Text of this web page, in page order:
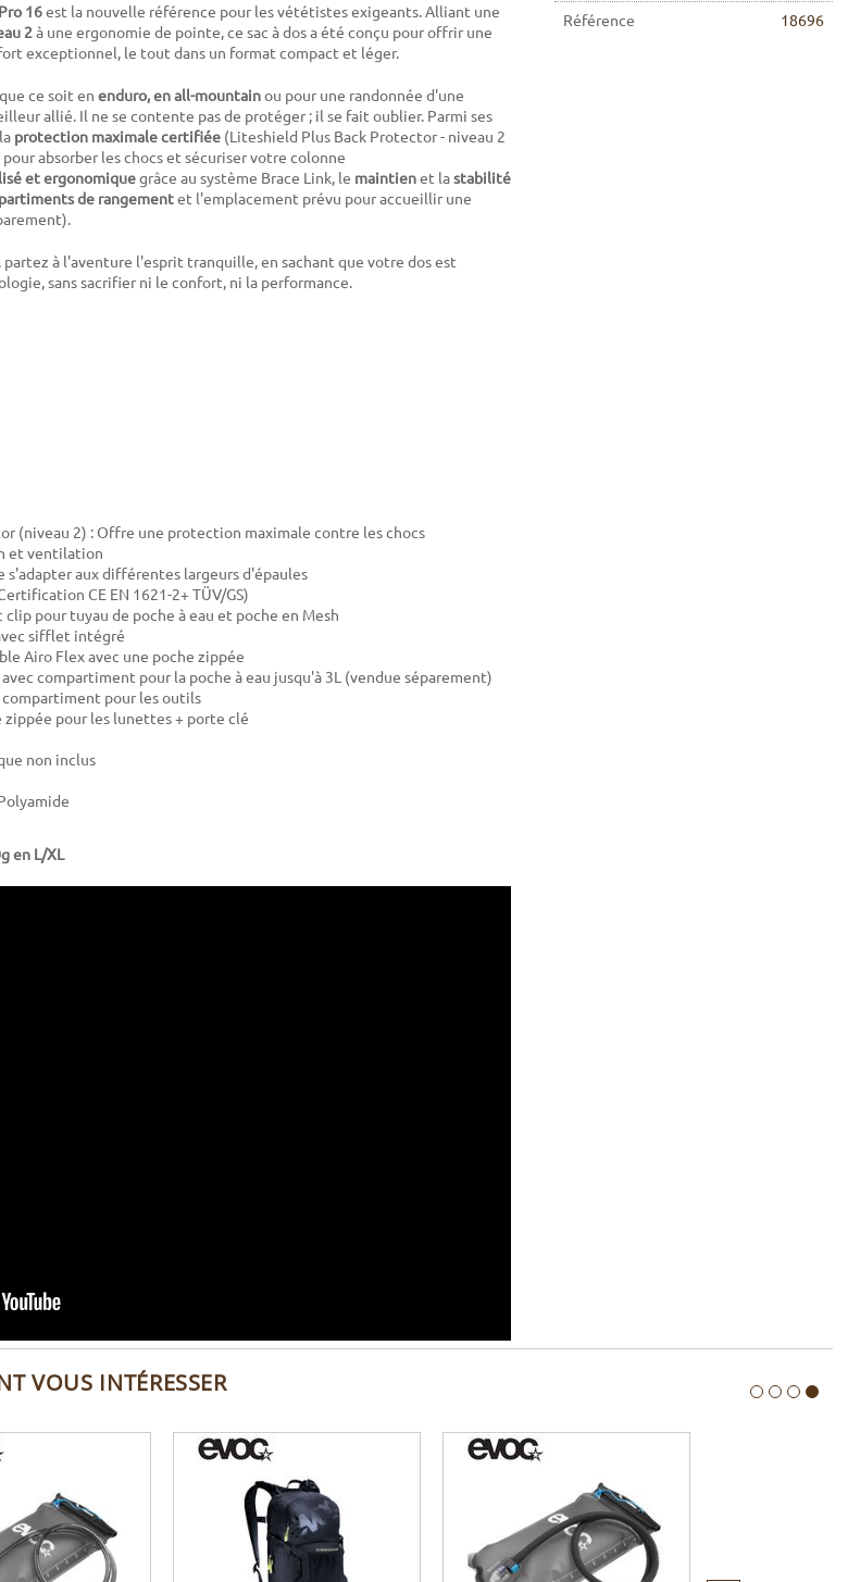
16est la nouvelle référence pour les vététistes exigeants. Alliant une
2à une ergonomie de pointe, ce sac à dos a été conçu pour offrir une
exceptionnel, le tout dans un format compact et léger.
ce soit en enduro, en all-mountainou pour une randonnée d'une
allié. Il ne se contente pas de protéger ; il se fait oublier. Parmi ses
protection maximale certifiée (Liteshield Plus Back Protector - niveau 2
absorber les chocs et sécuriser votre colonne
et ergonomiquegrâce au système Brace Link, le maintienet lastabilité
de rangementet l'emplacement prévu pour accueillir une
partez à l'aventure l'esprit tranquille, en sachant que votre dos est
sans sacrifier ni le confort, ni la performance.
(niveau 2) : Offre une protection maximale contre les chocs
et ventilation
s'adapter aux différentes largeurs d'épaules
CE EN 1621-2+ TÜV/GS)
pour tuyau de poche à eau et poche en Mesh
sifflet intégré
Airo Flex avec une poche zippée
compartiment pour la poche à eau jusqu'à 3L (vendue séparement)
compartiment pour les outils
pour les lunettes + porte clé
non inclus
en L/XL
Référence 18696
VOUS INTÉRESSER